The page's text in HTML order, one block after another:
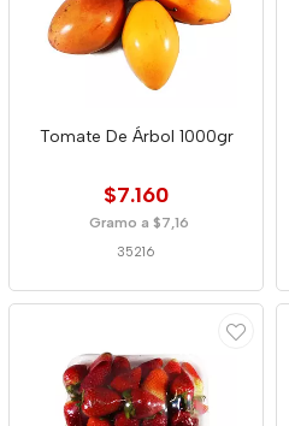
Tomate De Árbol 1000gr
$7.160
Gramo a $7,16
35216